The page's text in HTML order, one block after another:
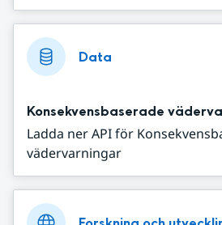
Data
Konsekvensbaserade
Ladda ner API för
vädervarningar